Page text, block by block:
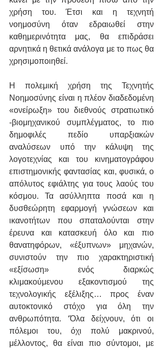
χρήση του. Έτσι και η τεχνητή
νοημοσύνη όταν εδραιωθεί στην
καθημερινότητα μας, θα επιδράσει
αρνητικά η θετικά ανάλογα με το πως θα
χρησιμοποιηθεί.
Η πολεμική χρήση της Τεχνητής
Νοημοσύνης είναι η πλέον διαδεδομένη
«ονείρωξη» του διεθνούς στρατιωτικό
-βιομηχανικού συμπλέγματος, το πιο
δημοφιλές πεδίο υπαρξιακών
αναλύσεων υπό την κάλυψη της
λογοτεχνίας και του κινηματογράφου
επιστημονικής φαντασίας και, φυσικά, ο
απόλυτος εφιάλτης για τους λαούς του
κόσμου. Τα ασύλληπτα ποσά και η
δυσθεώρητη εφαρμογή γνώσεων και
ικανοτήτων που σπαταλούνται στην
έρευνα και κατασκευή όλο και πιο
θανατηφόρων, «έξυπνων» μηχανών,
συνιστούν την πιο χαρακτηριστική
«εξίσωση» ενός διαρκώς
κλιμακούμενου εξακοντισμού της
τεχνολογικής εξέλιξης… προς έναν
αυτοκτονικό στόχο για όλη την
ανθρωπότητα. ‘Όλα δείχνουν, ότι οι
πόλεμοι του, όχι πολύ μακρινού,
μέλλοντος, θα είναι πιο σύντομοι, με